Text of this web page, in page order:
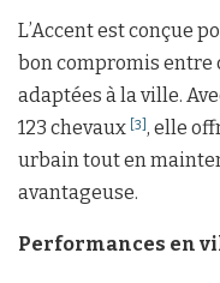
L’Accent est conçue
bon compromis entre
adaptées à la ville.
123 chevaux [3] , elle
urbain tout en
avantageuse.
Performances en